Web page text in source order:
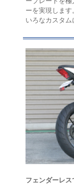
ーを実現しま
いろなカスタム
フェンダーレ